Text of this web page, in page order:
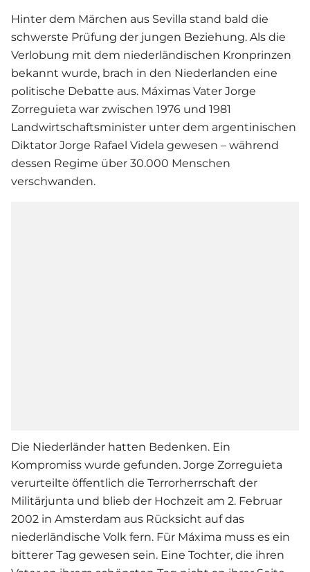
Hinter dem Märchen aus Sevilla stand bald die
schwerste Prüfung der jungen Beziehung. Als die
Verlobung mit dem niederländischen Kronprinzen
bekannt wurde, brach in den Niederlanden eine
politische Debatte aus. Máximas Vater Jorge
Zorreguieta war zwischen 1976 und 1981
Landwirtschaftsminister unter dem argentinischen
Diktator Jorge Rafael Videla gewesen – während
dessen Regime über 30.000 Menschen
verschwanden.
Die Niederländer hatten Bedenken. Ein
Kompromiss wurde gefunden. Jorge Zorreguieta
verurteilte öffentlich die Terrorherrschaft der
Militärjunta und blieb der Hochzeit am 2. Februar
2002 in Amsterdam aus Rücksicht auf das
niederländische Volk fern. Für Máxima muss es ein
bitterer Tag gewesen sein. Eine Tochter, die ihren